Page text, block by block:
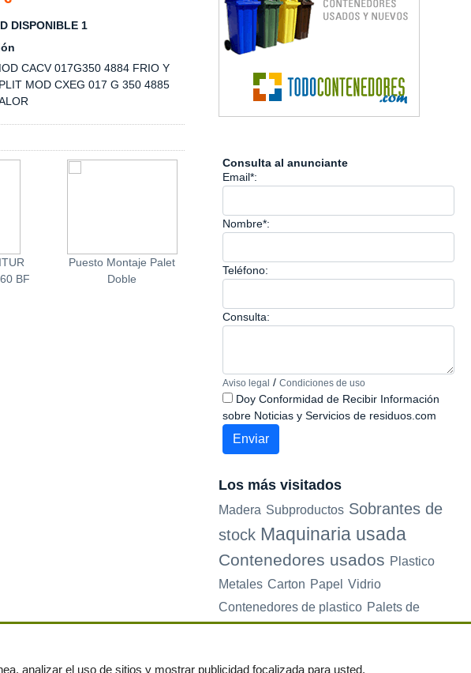
DISPONIBLE 1
CACV 017G350 4884 FRIO Y
MOD CXEG 017 G 350 4885
BF
Puesto Montaje Palet
Doble
Estufa de Queroseno
Central Hidráulica
CSA26
Consulta al anunciante
Email*:
Nombre*:
Teléfono:
Consulta:
Aviso legal / Condiciones de uso
Doy Conformidad de Recibir Información
sobre Noticias y Servicios de residuos.com
Los más visitados
Madera Subproductos Sobrantes de
stock Maquinaria usada
Contenedores usados Plastico
Metales Carton Papel Vidrio
Contenedores de plastico Palets de
analizar el uso de sitios y mostrar publicidad focalizada para usted.